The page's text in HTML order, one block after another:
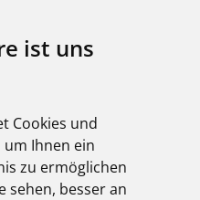
ist uns
Cookies und
Ihnen ein
zu ermöglichen
sehen, besser an
außerordentlich
Deutschland und
stehen für Qualität
Bewusstsein der
und privaten Bereich
Stellung ein.
Zeiten überzeugen
und